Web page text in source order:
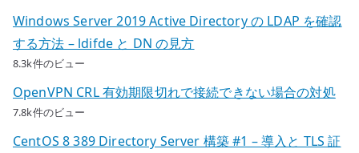
Windows Server 2019 Active Directory の LDAP を確認
する方法 – ldifde と DN の見方
8.3k件のビュー
OpenVPN CRL 有効期限切れで接続できない場合の対処
7.8k件のビュー
CentOS 8 389 Directory Server 構築 #1 – 導入と TLS 証